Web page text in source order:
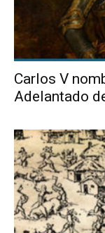
Carlos V
Adelantado